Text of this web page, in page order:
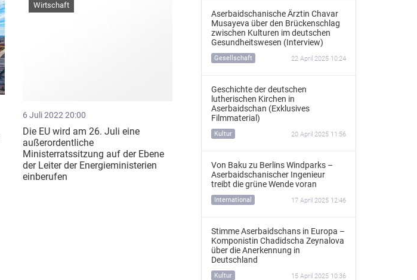
6 Juli 2022 20:00
Die EU wird am 26. Juli eine
außerordentliche
Ministerratssitzung auf der Ebene
der Leiter der Energieministerien
einberufen
Wirtschaft
Aserbaidschanische Ärztin Chavar
Musayeva über den Brückenschlag
zwischen Kulturen im deutschen
Gesundheitswesen (Interview)
Gesellschaft 22 April 2025 10:24
Geschichte der deutschen
lutherischen Kirchen in
Aserbaidschan (Exklusives
Filmmaterial)
Kultur 20 April 2025 11:56
Von Baku zu Berlins Windparks –
Aserbaidschanischer Ingenieur
treibt die grüne Wende voran
International 17 April 2025 12:46
Stimme Aserbaidschans in Europa –
Komponistin Chadidscha Zeynalova
über die Anerkennung in
Deutschland
Kultur 15 April 2025 10:36